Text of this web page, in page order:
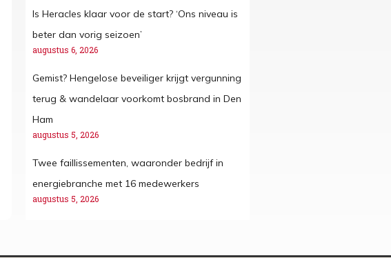
Is Heracles klaar voor de start? ‘Ons niveau is
beter dan vorig seizoen’
augustus 6, 2026
Gemist? Hengelose beveiliger krijgt vergunning
terug & wandelaar voorkomt bosbrand in Den
Ham
augustus 5, 2026
Twee faillissementen, waaronder bedrijf in
energiebranche met 16 medewerkers
augustus 5, 2026